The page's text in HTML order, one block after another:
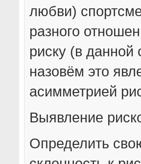
любви)
разного
риску (в данной
назовём это
асимметрией
Выявление
Определить